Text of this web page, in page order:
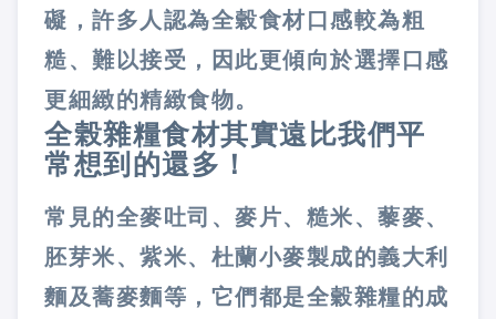
礙，許多人認為全穀食材口感較為粗
糙、難以接受，因此更傾向於選擇口感
更細緻的精緻食物。
全榖雜糧食材其實遠比我們平
常想到的還多！
常見的全麥吐司、麥片、糙米、藜麥、
胚芽米、紫米、杜蘭小麥製成的義大利
麵及蕎麥麵等，它們都是全穀雜糧的成